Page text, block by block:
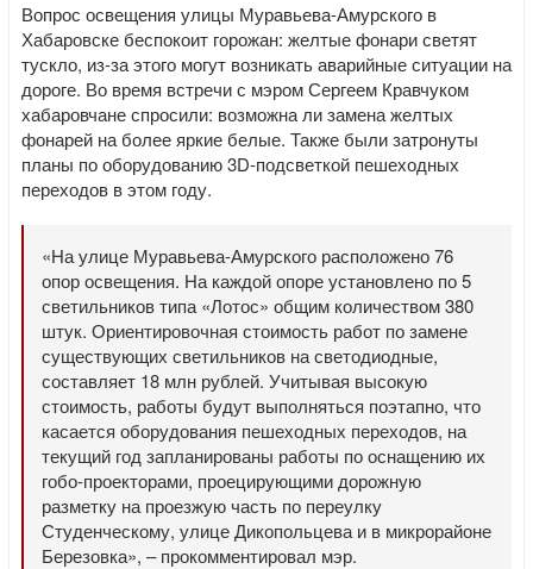
Вопрос освещения улицы Муравьева-Амурского в
Хабаровске беспокоит горожан: желтые фонари светят
тускло, из-за этого могут возникать аварийные ситуации на
дороге. Во время встречи с мэром Сергеем Кравчуком
хабаровчане спросили: возможна ли замена желтых
фонарей на более яркие белые. Также были затронуты
планы по оборудованию 3D-подсветкой пешеходных
переходов в этом году.
«На улице Муравьева-Амурского расположено 76
опор освещения. На каждой опоре установлено по 5
светильников типа «Лотос» общим количеством 380
штук. Ориентировочная стоимость работ по замене
существующих светильников на светодиодные,
составляет 18 млн рублей. Учитывая высокую
стоимость, работы будут выполняться поэтапно, что
касается оборудования пешеходных переходов, на
текущий год запланированы работы по оснащению их
гобо-проекторами, проецирующими дорожную
разметку на проезжую часть по переулку
Студенческому, улице Дикопольцева и в микрорайоне
Березовка», – прокомментировал мэр.